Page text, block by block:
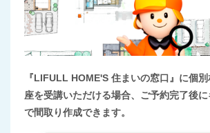
『LIFULL HOME'S 住まいの窓口』に個
座を受講いただける場合、ご予約完了後
で間取り作成できます。